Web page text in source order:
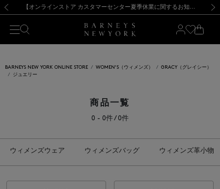
新規登録のお客様も対象！＜MY BARNEYS＞会員のお客様は11,000円（税込）以上のお買上げで常時送料無料！お買い物の際は会員登録を！
【夏季休業に伴う出荷一時停止のお知らせ】(2026.8.7) 【オンラインストア カスタマーセンター夏季休業に関するお知らせ】（2026.8.7）
【夏季休業に伴う返品・交換承り一時停止のお知らせ】（2026.8.5）
熊本県を中心とした地震の影響によるお荷物のお届けについて
【開催中】SUMMER SALEのご案内・ご注意事項 新規登録のお客様も対象！＜MY BARNEYS＞会員のお客様は11,000円（税込）以上のお買上げで常時送料無料！お買い物の際は会員登録を！
【夏季休業に伴う出荷一時停止のお知らせ】(2026.8.7)
BARNEYS NEW YORK ONLINE STORE WOMEN'S（ウィメンズ）
GRACY（グレイシー）
ジュエリー
商品一覧
0 - 0件 / 0件
ウィメンズウェア ウィメンズバッグ ウィメンズ革小物